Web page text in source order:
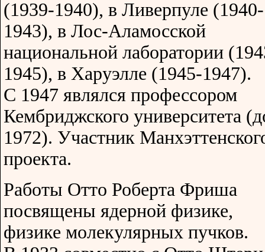
(1939-1940), в Ливерпуле (1940-
1943), в Лос-Аламосской
национальной лаборатории
1945), в Харуэлле (1945-1947).
С 1947 являлся профессором
Кембриджского университета
1972). Участник
проекта.
Работы Отто Роберта Фриша
посвящены ядерной физике,
физике молекулярных пучков.